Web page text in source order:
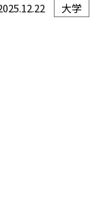
大学